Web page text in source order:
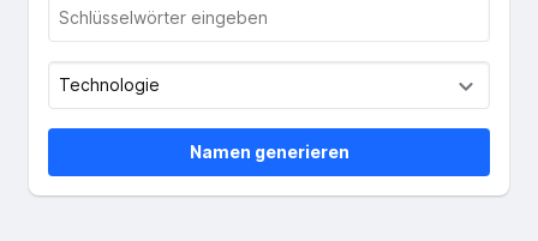
Namen generieren